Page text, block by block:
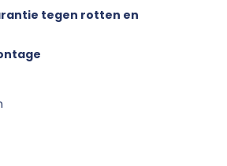
tegen rotten en